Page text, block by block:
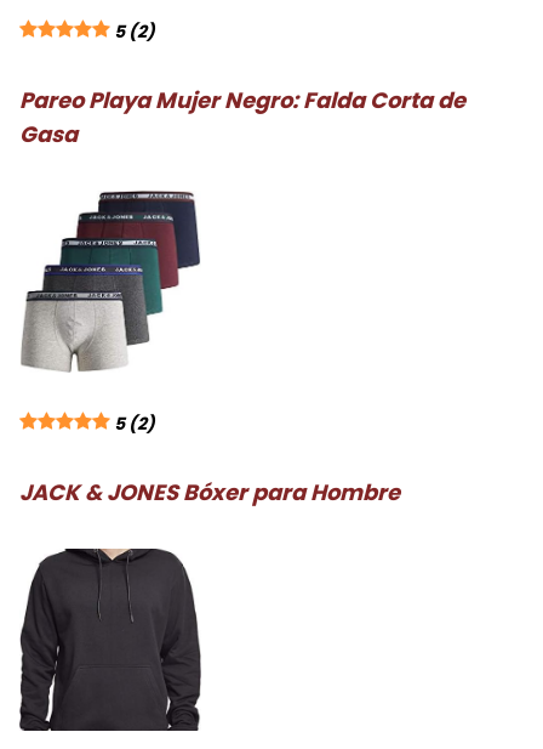
5 (2)
Pareo Playa Mujer Negro: Falda Corta de
Gasa
5 (2)
JACK & JONES Bóxer para Hombre